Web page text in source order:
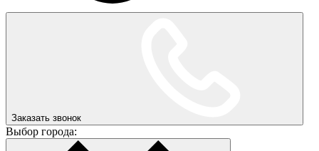
Заказать звонок
Выбор города: